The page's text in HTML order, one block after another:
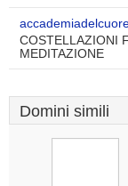
COSTELLAZIONI
MEDITAZIONE
Domini simili